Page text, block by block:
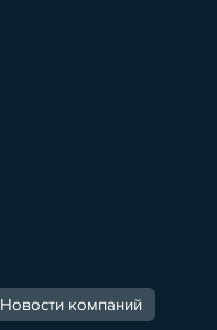
Новости компаний